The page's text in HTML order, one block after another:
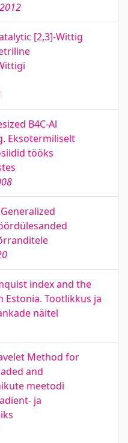
[2,3]-Wittig
B4C-Al
Eksotermiliselt
tööks
index and the
Tootlikkus ja
näitel
Method for
and
meetodi
ja